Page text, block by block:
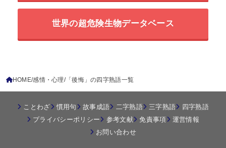
世界の超危険生物データベース
HOME 感情・心理 「後悔」の四字熟語一覧
ことわざ 慣用句 故事成語 二字熟語 三字熟語
四字熟語
プライバシーポリシー
参考文献 免責事項
運営情報
お問い合わせ